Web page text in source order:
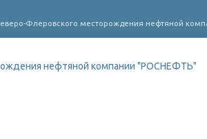
Флеровского месторождения нефтяной